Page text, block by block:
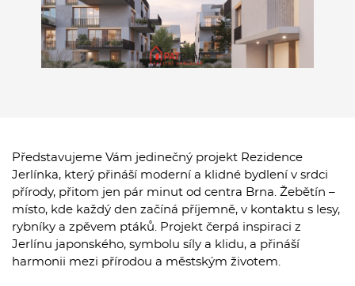
Představujeme Vám jedinečný projekt Rezidence
Jerlínka, který přináší moderní a klidné bydlení v srdci
přírody, přitom jen pár minut od centra Brna. Žebětín –
místo, kde každý den začíná příjemně, v kontaktu s lesy,
rybníky a zpěvem ptáků. Projekt čerpá inspiraci z
Jerlínu japonského, symbolu síly a klidu, a přináší
harmonii mezi přírodou a městským životem.